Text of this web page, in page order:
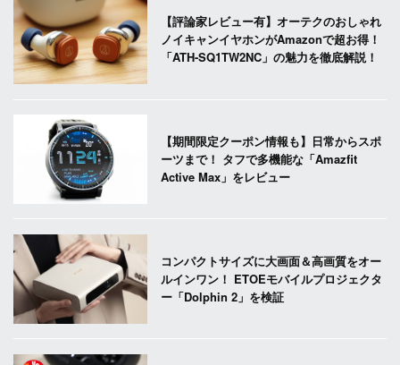
【評論家レビュー有】オーテクのおしゃれ
ノイキャンイヤホンがAmazonで超お得！
「ATH-SQ1TW2NC」の魅力を徹底解説！
【期間限定クーポン情報も】日常からスポ
ーツまで！ タフで多機能な「Amazfit
Active Max」をレビュー
コンパクトサイズに大画面＆高画質をオー
ルインワン！ ETOEモバイルプロジェクタ
ー「Dolphin 2」を検証